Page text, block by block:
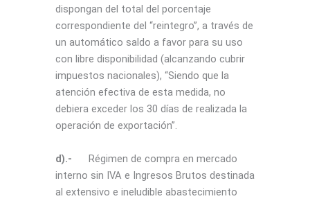
dispongan del total del porcentaje
correspondiente del “reintegro”, a través de
un automático saldo a favor para su uso
con libre disponibilidad (alcanzando cubrir
impuestos nacionales), “Siendo que la
atención efectiva de esta medida, no
debiera exceder los 30 días de realizada la
operación de exportación”.
d).- Régimen de compra en mercado
interno sin IVA e Ingresos Brutos destinada
al extensivo e ineludible abastecimiento